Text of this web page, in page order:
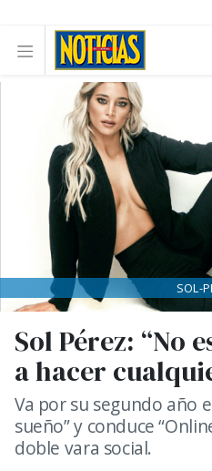
Sol Pérez: “No
a hacer
Va por su segundo año
sueño” y conduce
doble vara social.
SOL-